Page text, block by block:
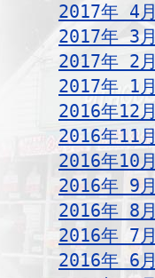
2017年 4月
2017年 3月
2017年 2月
2017年 1月
2016年12月
2016年11月
2016年10月
2016年 9月
2016年 8月
2016年 7月
2016年 6月